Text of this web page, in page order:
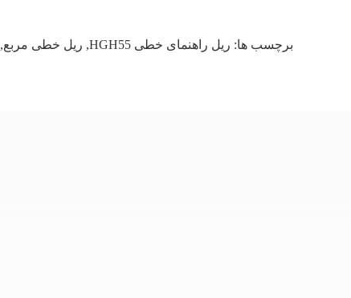
برچسب ها: ریل راهنمای خطی HGH55 , ریل خطی مربع,